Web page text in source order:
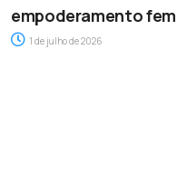
empoderamento
1 de julho de 2026